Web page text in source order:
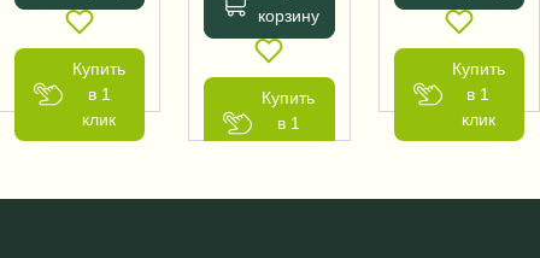
Купить
в 1
клик
корзину
Купить
в 1
Купить
в 1
клик